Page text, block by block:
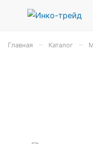
Главная Каталог